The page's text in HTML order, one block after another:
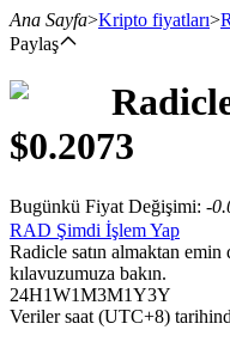
Vadeli İşlemler
Ana Sayfa>Kripto fiyatları>
Paylaş
$0.2073
Bugünkü Fiyat Değişimi: -
RAD Şimdi İşlem Yap
Radicle satın almaktan emin
kılavuzumuza bakın.
24H1W1M3M1Y3Y
Veriler saat (UTC+8)